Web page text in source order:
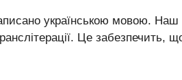
українською мовою.
Це забезпечить,